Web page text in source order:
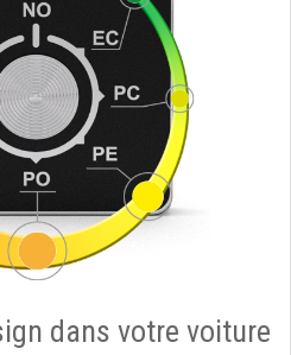
dans votre voiture